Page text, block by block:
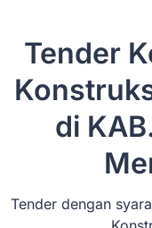
Tender
di
Tender dengan